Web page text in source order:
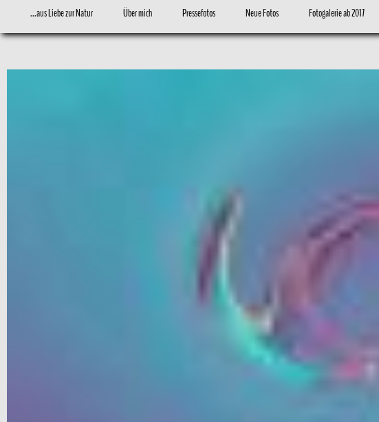
...aus Liebe zur Natur Über mich Pressefotos Neue Fotos Fotogalerie ab 2017